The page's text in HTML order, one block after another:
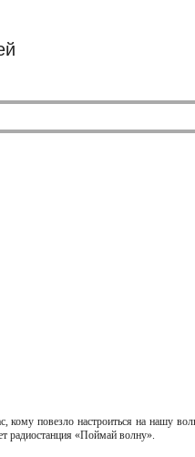
повезло настроиться на нашу
радиостанция «Поймай волну».